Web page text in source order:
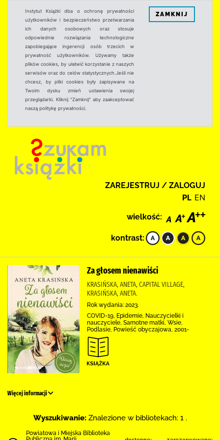
Instytut Książki dba o ochronę prywatności
użytkowników i bezpieczeństwo przetwarzania
ich danych osobowych oraz stosuje
odpowiednie rozwiązania technologiczne
zapobiegające ingerencji osób trzecich w
prywatność użytkowników. Używamy także
plików cookies, by ułatwić korzystanie z naszych
serwisów oraz do celów statystycznych.Jeśli nie
chcesz, by pliki cookies były zapisywane na
Twoim dysku zmień ustawienia swojej
przeglądarki. Kliknij "Zamknij" aby zaakceptować
naszą politykę prywatności.
ZAMKNIJ
ZAREJESTRUJ / ZALOGUJ
PL EN
wielkość:
kontrast:
Za głosem nienawiści
KRASIŃSKA, ANETA, CAPITAL VILLAGE,
KRASIŃSKA, ANETA.
Rok wydania: 2023.
COVID-19, Epidemie, Nauczycielki i
nauczyciele, Samotne matki, Wsie,
Podlasie, Powieść obyczajowa, 2001-
Więcej informacji
Wyszukiwanie: Znalezione w bibliotekach: 1 .
Powiatowa i Miejska Biblioteka